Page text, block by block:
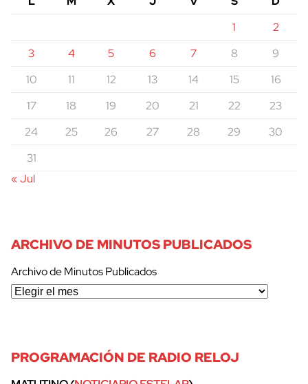
1
2
3
4 5 6 7 8
9
10
11 12 13 14 15
16
17
18 19 20 21 22
23
24
25 26 27 28 29
30
31
« Jul
ARCHIVO DE MINUTOS PUBLICADOS
Archivo de Minutos Publicados
PROGRAMACIÓN DE RADIO RELOJ